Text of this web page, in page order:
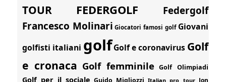
TOUR
FEDERGOLF Federgolf
Francesco Molinari Giocatori famosi golf Giovani
golfisti italiani golf Golf e coronavirus Golf
e cronaca Golf femminile Golf Olimpiadi
Golf per il sociale Guido Migliozzi Italian pro tour Jon